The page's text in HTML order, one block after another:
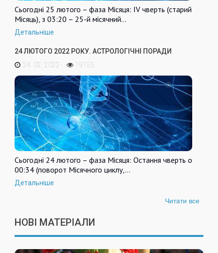
Сьогодні 25 лютого – фаза Місяця: IV чверть (старий
Місяць), з 03:20 – 25-й місячний…
Детальніше
24 ЛЮТОГО 2022 РОКУ. АСТРОЛОГІЧНІ ПОРАДИ
24. 02. 2022
19155
Сьогодні 24 лютого – фаза Місяця: Остання чверть о
00:34 (поворот Місячного циклу,…
Детальніше
Читати все
НОВІ МАТЕРІАЛИ